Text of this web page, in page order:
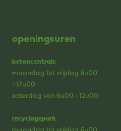
openingsuren
betoncentrale
maandag tot vrijdag 6u00
- 17u00
zaterdag van 6u00 - 12u00
recyclagepark